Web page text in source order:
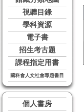
視聽目錄
學科資源
電子書
招生考古題
課程指定用書
國科會人文社會專題書目
個人書房